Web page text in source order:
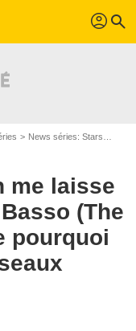
profil search
News séries: Stars
me laisse
(The
pourquoi